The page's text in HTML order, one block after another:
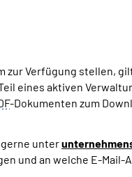
zur Verfügung stellen,
eines aktiven
-Dokumenten zum
unter
und an welche E-